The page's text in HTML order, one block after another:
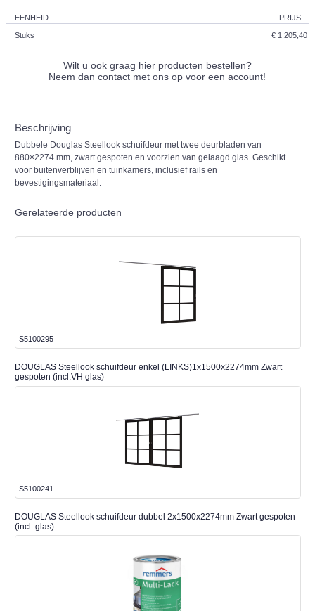
EENHEID PRIJS
Stuks € 1.205,40
Wilt u ook graag hier producten bestellen?
Neem dan contact met ons op voor een account!
Beschrijving
Dubbele Douglas Steellook schuifdeur met twee deurbladen van
880×2274 mm, zwart gespoten en voorzien van gelaagd glas. Geschikt
voor buitenverblijven en tuinkamers, inclusief rails en
bevestigingsmateriaal.
Gerelateerde producten
S5100295
DOUGLAS Steellook schuifdeur enkel (LINKS)1x1500x2274mm Zwart
gespoten (incl.VH glas)
S5100241
DOUGLAS Steellook schuifdeur dubbel 2x1500x2274mm Zwart gespoten
(incl. glas)